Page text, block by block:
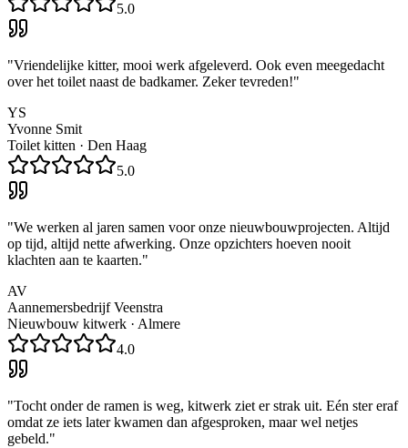
5.0
"Vriendelijke kitter, mooi werk afgeleverd. Ook even meegedacht
over het toilet naast de badkamer. Zeker tevreden!"
YS
Yvonne Smit
Toilet kitten · Den Haag
5.0
"We werken al jaren samen voor onze nieuwbouwprojecten. Altijd
op tijd, altijd nette afwerking. Onze opzichters hoeven nooit
klachten aan te kaarten."
AV
Aannemersbedrijf Veenstra
Nieuwbouw kitwerk · Almere
4.0
"Tocht onder de ramen is weg, kitwerk ziet er strak uit. Eén ster eraf
omdat ze iets later kwamen dan afgesproken, maar wel netjes
gebeld."